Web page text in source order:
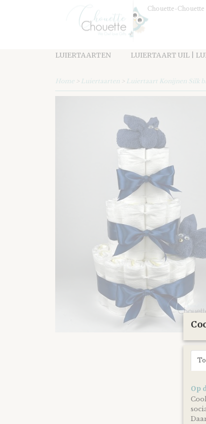
Chouette-
LUIERTAARTEN LUIERTAART UIL |
Home > Luiertaarten > Luiertaart Konijnen Silk
Op